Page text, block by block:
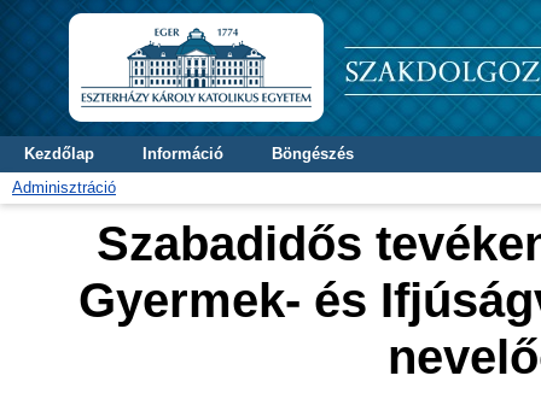
Kezdőlap Információ
Böngészés
Adminisztráció
Szabadidős
Gyermek- és